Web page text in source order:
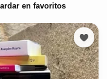
en favoritos